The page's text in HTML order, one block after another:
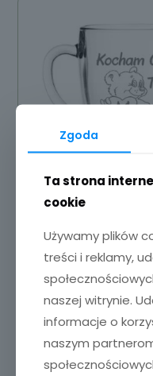
Kubki
Zgoda
Ta strona
cookie
Używamy plików
treści i reklamy,
naszej witrynie.
informacje o
naszym